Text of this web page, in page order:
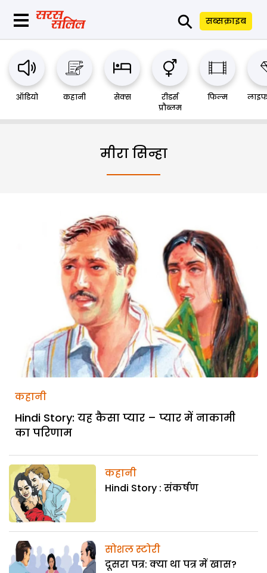
⚲ सब्सक्राइब
ऑडियो कहानी सेक्स
रीडर्स
प्रौब्लम
फिल्म
मीरा सिन्हा
कहानी
Hindi Story: यह कैसा प्यार – प्यार में नाकामी
का परिणाम
कहानी
Hindi Story : संकर्षण
सोशल स्टोरी
दूसरा पत्र: क्या था पत्र में खास?